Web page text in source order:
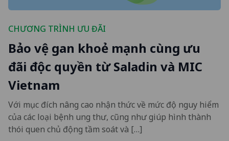
CHƯƠNG TRÌNH ƯU ĐÃI
Bảo vệ gan khoẻ mạnh cùng ưu
đãi độc quyền từ Saladin và MIC
Vietnam
Với mục đích nâng cao nhận thức về mức độ nguy hiểm
của các loại bệnh ung thư, cũng như giúp hình thành
thói quen chủ động tầm soát và […]